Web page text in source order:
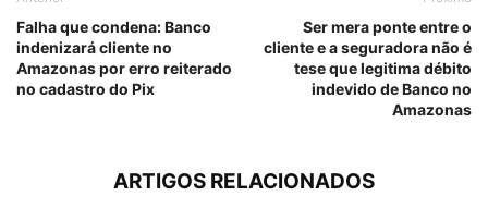
Falha que condena: Banco
indenizará cliente no
Amazonas por erro reiterado
no cadastro do Pix
Ser mera ponte entre o
cliente e a seguradora não é
tese que legitima débito
indevido de Banco no
Amazonas
ARTIGOS RELACIONADOS